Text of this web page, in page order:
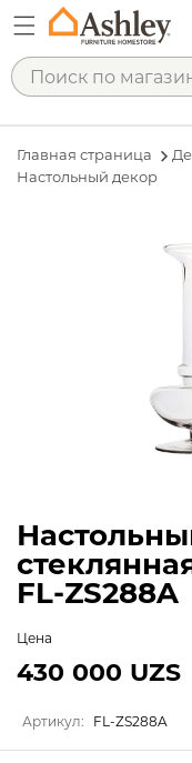
Главная страница
Настольный декор
FL-ZS288A
Цена
430 000 UZS
Артикул: FL-ZS288A